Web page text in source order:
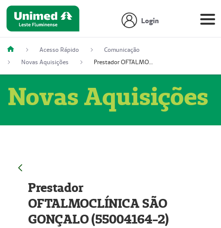
Login
Acesso Rápido
Comunicação
Novas Aquisições
Prestador OFTALMOCLÍNICA SÃO GONÇALO (55004164-2)
Novas Aquisições
Prestador
OFTALMOCLÍNICA SÃO
GONÇALO (55004164-2)